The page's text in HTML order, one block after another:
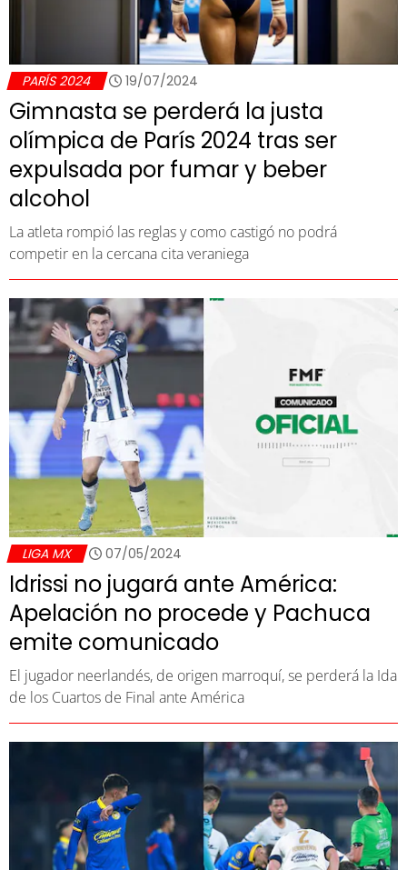
PARÍS 2024 19/07/2024
Gimnasta se perderá la justa
olímpica de París 2024 tras ser
expulsada por fumar y beber
alcohol
La atleta rompió las reglas y como castigó no podrá
competir en la cercana cita veraniega
LIGA MX 07/05/2024
Idrissi no jugará ante América:
Apelación no procede y Pachuca
emite comunicado
El jugador neerlandés, de origen marroquí, se perderá la Ida
de los Cuartos de Final ante América